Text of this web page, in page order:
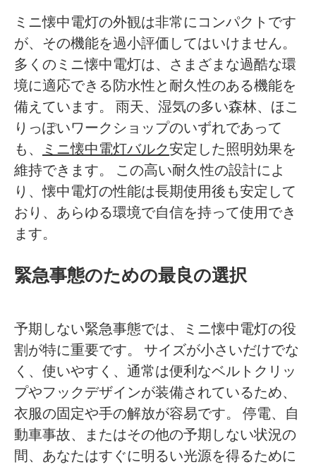
ミニ懐中電灯の外観は非常にコンパクトです
が、その機能を過小評価してはいけません。
多くのミニ懐中電灯は、さまざまな過酷な環
境に適応できる防水性と耐久性のある機能を
備えています。 雨天、湿気の多い森林、ほこ
りっぽいワークショップのいずれであって
も、
ミニ懐中電灯バルク安定した照明効果を
維持できます。 この高い耐久性の設計によ
り、懐中電灯の性能は長期使用後も安定して
おり、あらゆる環境で自信を持って使用でき
ます。
緊急事態のための最良の選択
予期しない緊急事態では、ミニ懐中電灯の役
割が特に重要です。 サイズが小さいだけでな
く、使いやすく、通常は便利なベルトクリッ
プやフックデザインが装備されているため、
衣服の固定や手の解放が容易です。 停電、自
動車事故、またはその他の予期しない状況の
間、あなたはすぐに明るい光源を得るために